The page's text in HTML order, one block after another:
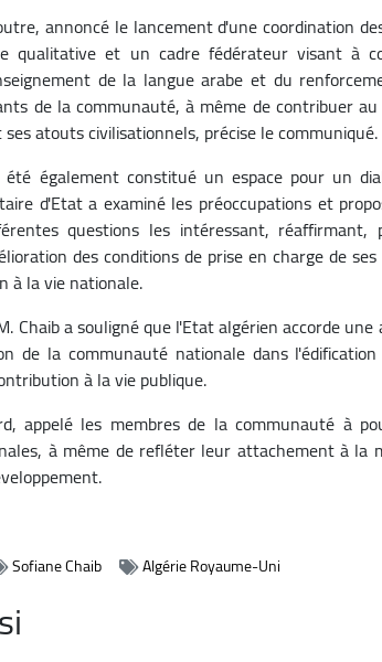
annoncé le lancement d'une coordination
qualitative et un cadre fédérateur visant à
de la langue arabe et du
de la communauté, à même de contribuer
atouts civilisationnels, précise le communiqué.
également constitué un espace pour un
d'Etat a examiné les préoccupations et
questions les intéressant,
des conditions de prise en charge de
à la vie nationale.
Chaib a souligné que l'Etat algérien accorde
de la communauté nationale dans
à la vie publique.
appelé les membres de la communauté à
à même de refléter leur attachement à
Sofiane Chaib Algérie Royaume-Uni